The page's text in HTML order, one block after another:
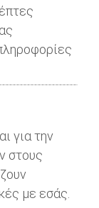
για την
στους
με εσάς.